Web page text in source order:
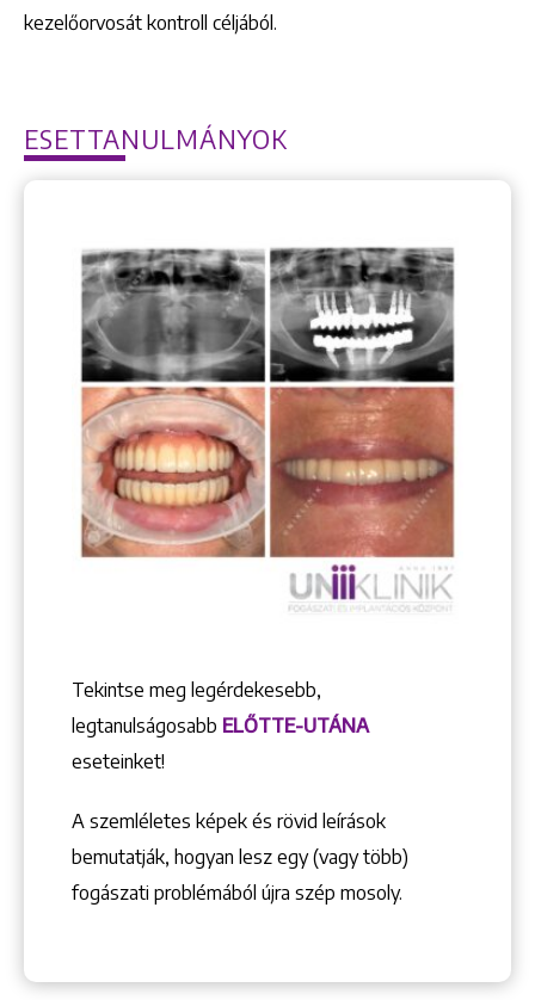
kezelőorvosát kontroll céljából.
ESETTANULMÁNYOK
Tekintse meg legérdekesebb,
legtanulságosabb ELŐTTE-UTÁNA
eseteinket!
A szemléletes képek és rövid leírások
bemutatják, hogyan lesz egy (vagy több)
fogászati problémából újra szép mosoly.